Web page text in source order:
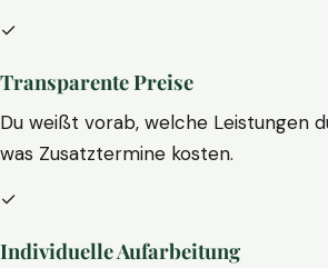
✓
Transparente Preise
Du weißt vorab, welche Leistungen
was Zusatztermine kosten.
✓
Individuelle Aufarbeitung